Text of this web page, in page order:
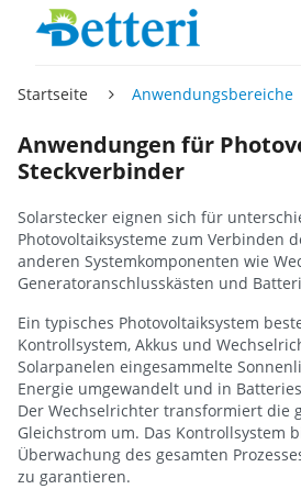
Startseite Anwendungsbereiche
Anwendungen für
Steckverbinder
Solarstecker eignen sich für
Photovoltaiksysteme zum Verbinden
anderen Systemkomponenten wie
Generatoranschlusskästen und
Ein typisches Photovoltaiksystem
Kontrollsystem, Akkus und
Solarpanelen eingesammelte
Energie umgewandelt und in
Der Wechselrichter transformiert die
Gleichstrom um. Das Kontrollsystem
Überwachung des gesamten
zu garantieren.